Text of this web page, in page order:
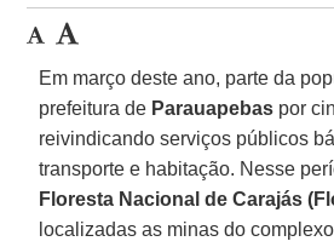
Em março deste ano, parte da
prefeitura de Parauapebas por
reivindicando serviços públicos
transporte e habitação. Nesse
Floresta Nacional de Carajás
localizadas as minas do